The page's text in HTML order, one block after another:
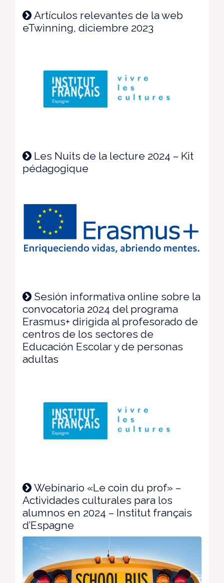
Artículos relevantes de la web
eTwinning, diciembre 2023
Les Nuits de la lecture 2024 – Kit
pédagogique
Sesión informativa online sobre la
convocatoria 2024 del programa
Erasmus+ dirigida al profesorado de
centros de los sectores de
Educación Escolar y de personas
adultas
Webinario «Le coin du prof» –
Actividades culturales para los
alumnos en 2024 – Institut français
d’Espagne